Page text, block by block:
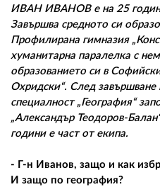
ИВАН ИВАНОВ е на 25
Завършва средното си
Профилирана гимназия
хуманитарна паралелка с
образованието си в
Охридски“. След завършване
специалност „География“
„Александър Теодоров-
години е част от екипа.
- Г-н Иванов, защо и как
И защо по география?